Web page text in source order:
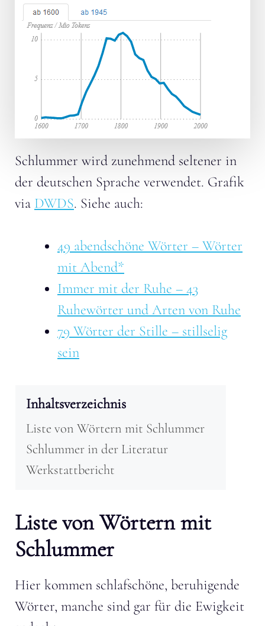
Schlummer wird zunehmend seltener in
der deutschen Sprache verwendet. Grafik
via DWDS. Siehe auch:
49 abendschöne Wörter – Wörter
mit Abend*
Immer mit der Ruhe – 43
Ruhewörter und Arten von Ruhe
79 Wörter der Stille – stillselig
sein
Inhaltsverzeichnis
Liste von Wörtern mit Schlummer
Schlummer in der Literatur
Werkstattbericht
Liste von Wörtern mit
Schlummer
Hier kommen schlafschöne, beruhigende
Wörter, manche sind gar für die Ewigkeit